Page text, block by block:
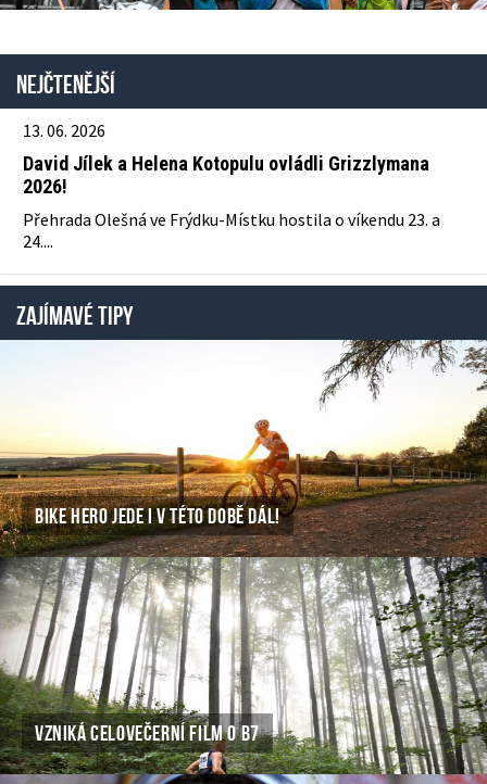
Nejčtenější
13. 06. 2026
David Jílek a Helena Kotopulu ovládli Grizzlymana
2026!
Přehrada Olešná ve Frýdku-Místku hostila o víkendu 23. a
24....
ZAJÍMAVÉ TIPY
BIKE HERO JEDE I V TÉTO DOBĚ DÁL!
VZNIKÁ CELOVEČERNÍ FILM O B7